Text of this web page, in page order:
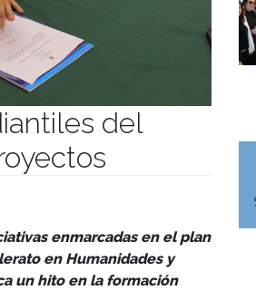
del
enmarcadas en el plan
en Humanidades y
un hito en la formación